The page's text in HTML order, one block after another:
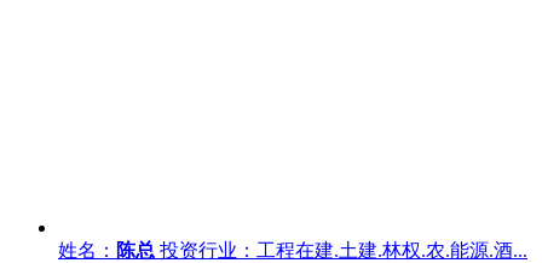
姓名： 陈总 投资行业：工程在建.土建.林权.农.能源.酒...